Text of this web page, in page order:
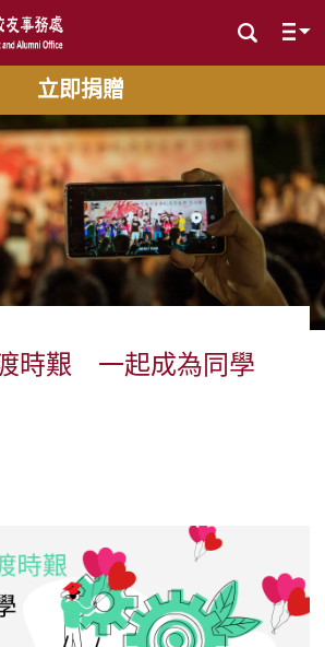
立即捐贈
時艱 一起成為同學